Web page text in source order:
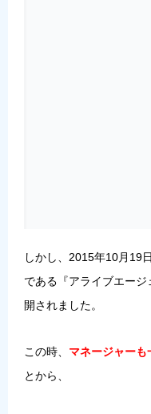
しかし、2015年10月19
である『アライブエー
開されました。
この時、 マネージャーも
とから、